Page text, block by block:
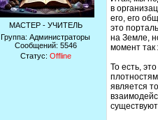
МАСТЕР - УЧИТЕЛЬ
Группа: Администраторы
Сообщений: 5546
Статус: Offline
в
его, его
это
на Земле,
момент так
То есть,
является